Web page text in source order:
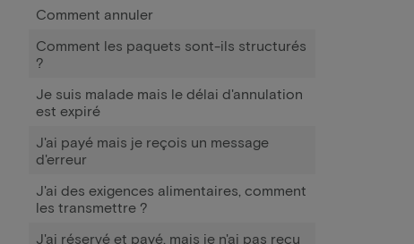
Comment annuler
Comment les paquets sont-ils structurés
?
Je suis malade mais le délai d'annulation
est expiré
J'ai payé mais je reçois un message
d'erreur
J'ai des exigences alimentaires, comment
les transmettre ?
J'ai réservé et payé, mais je n'ai pas reçu